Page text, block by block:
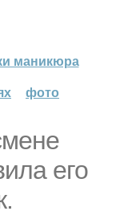
маникюра
фото
его